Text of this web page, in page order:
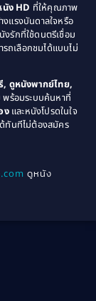
นัง HD ที่ให้คุณภาพ
แรงบันดาลใจหรือ
งรักที่ใช้ดนตรีเชื่อม
ถเลือกชมได้แบบไม่
ดูหนังพากย์ไทย,
พร้อมระบบค้นหาที่
งและหนังโปรดในใจ
ทันทีไม่ต้องสมัคร
ดูหนัง